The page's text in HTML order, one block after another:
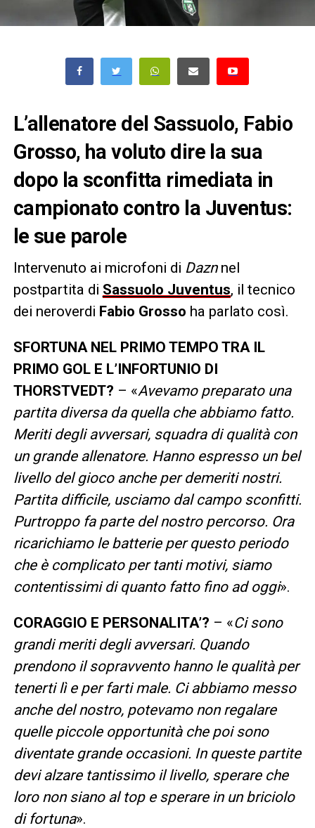
L’allenatore del Sassuolo, Fabio
Grosso, ha voluto dire la sua
dopo la sconfitta rimediata in
campionato contro la Juventus:
le sue parole
Intervenuto ai microfoni di Dazn nel
postpartita di Sassuolo Juventus, il tecnico
dei neroverdi Fabio Grosso ha parlato così.
SFORTUNA NEL PRIMO TEMPO TRA IL
PRIMO GOL E L’INFORTUNIO DI
THORSTVEDT? – «Avevamo preparato una
partita diversa da quella che abbiamo fatto.
Meriti degli avversari, squadra di qualità con
un grande allenatore. Hanno espresso un bel
livello del gioco anche per demeriti nostri.
Partita difficile, usciamo dal campo sconfitti.
Purtroppo fa parte del nostro percorso. Ora
ricarichiamo le batterie per questo periodo
che è complicato per tanti motivi, siamo
contentissimi di quanto fatto fino ad oggi».
CORAGGIO E PERSONALITA’? – «Ci sono
grandi meriti degli avversari. Quando
prendono il sopravvento hanno le qualità per
tenerti lì e per farti male. Ci abbiamo messo
anche del nostro, potevamo non regalare
quelle piccole opportunità che poi sono
diventate grande occasioni. In queste partite
devi alzare tantissimo il livello, sperare che
loro non siano al top e sperare in un briciolo
di fortuna».